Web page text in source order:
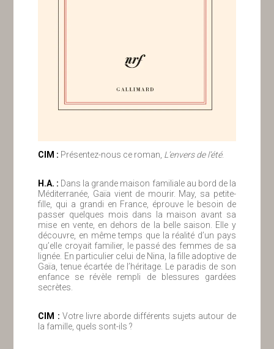
ClM : Présentez-nous ce roman, L’envers de l’été.
H.A. : Dans la grande maison familiale au bord de la
Méditerranée, Gaïa vient de mourir. May, sa petite-
fille, qui a grandi en France, éprouve le besoin de
passer quelques mois dans la maison avant sa
mise en vente, en dehors de la belle saison. Elle y
découvre, en même temps que la réalité d’un pays
qu’elle croyait familier, le passé des femmes de sa
lignée. En particulier celui de Nina, la fille adoptive de
Gaïa, tenue écartée de l’héritage. Le paradis de son
enfance se révèle rempli de blessures gardées
secrètes.
ClM : Votre livre aborde différents sujets autour de
la famille, quels sont-ils ?